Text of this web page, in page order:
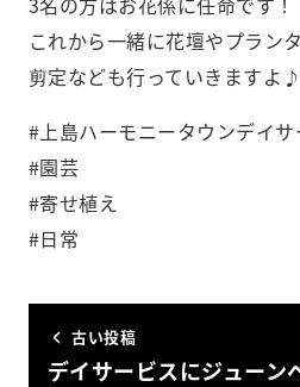
これから一緒に花壇やプラン
剪定なども行っていきますよ♪
#上島ハーモニータウンデイ
#園芸
#寄せ植え
#日常
古い投稿
デイサービスにジューン